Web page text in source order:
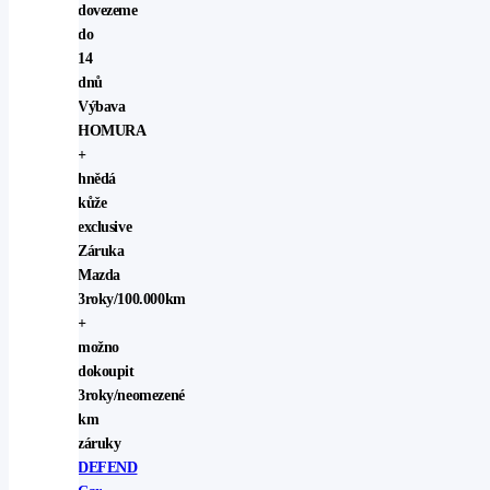
dovezeme
do
14
dnů
Výbava
HOMURA
+
hnědá
kůže
exclusive
Záruka
Mazda
3roky/100.000km
+
možno
dokoupit
3roky/neomezené
km
záruky
DEFEND